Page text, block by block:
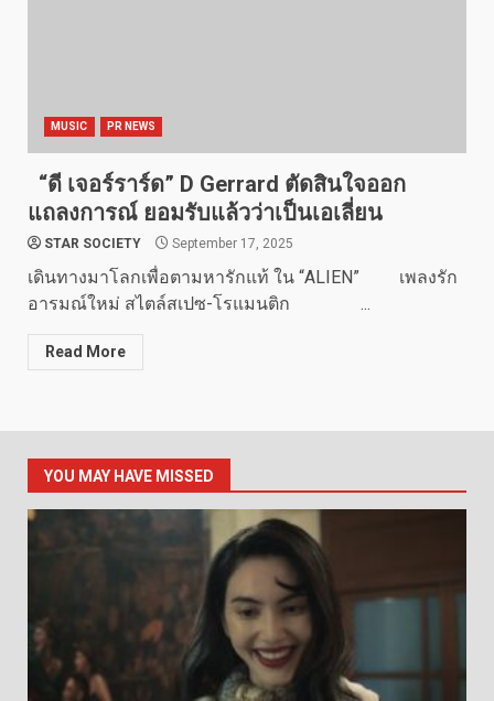
MUSIC PR NEWS
“ดี เจอร์ราร์ด” D Gerrard ตัดสินใจออก
แถลงการณ์ ยอมรับแล้วว่าเป็นเอเลี่ยน
STAR SOCIETY September 17, 2025
เดินทางมาโลกเพื่อตามหารักแท้ ใน “ALIEN” เพลงรัก
อารมณ์ใหม่ สไตล์สเปซ-โรแมนติก ...
Read More
YOU MAY HAVE MISSED